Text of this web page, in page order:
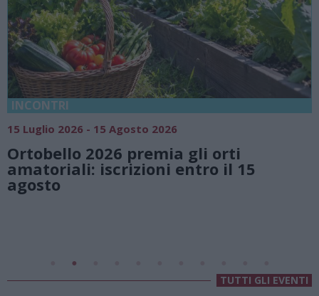
18 Luglio 2026 - 15 Agosto 2026
Vivi l’estate a Villa Fogazzaro
natura e atmosfere senza
Lago di Lugano
TUTTI GLI EVENTI